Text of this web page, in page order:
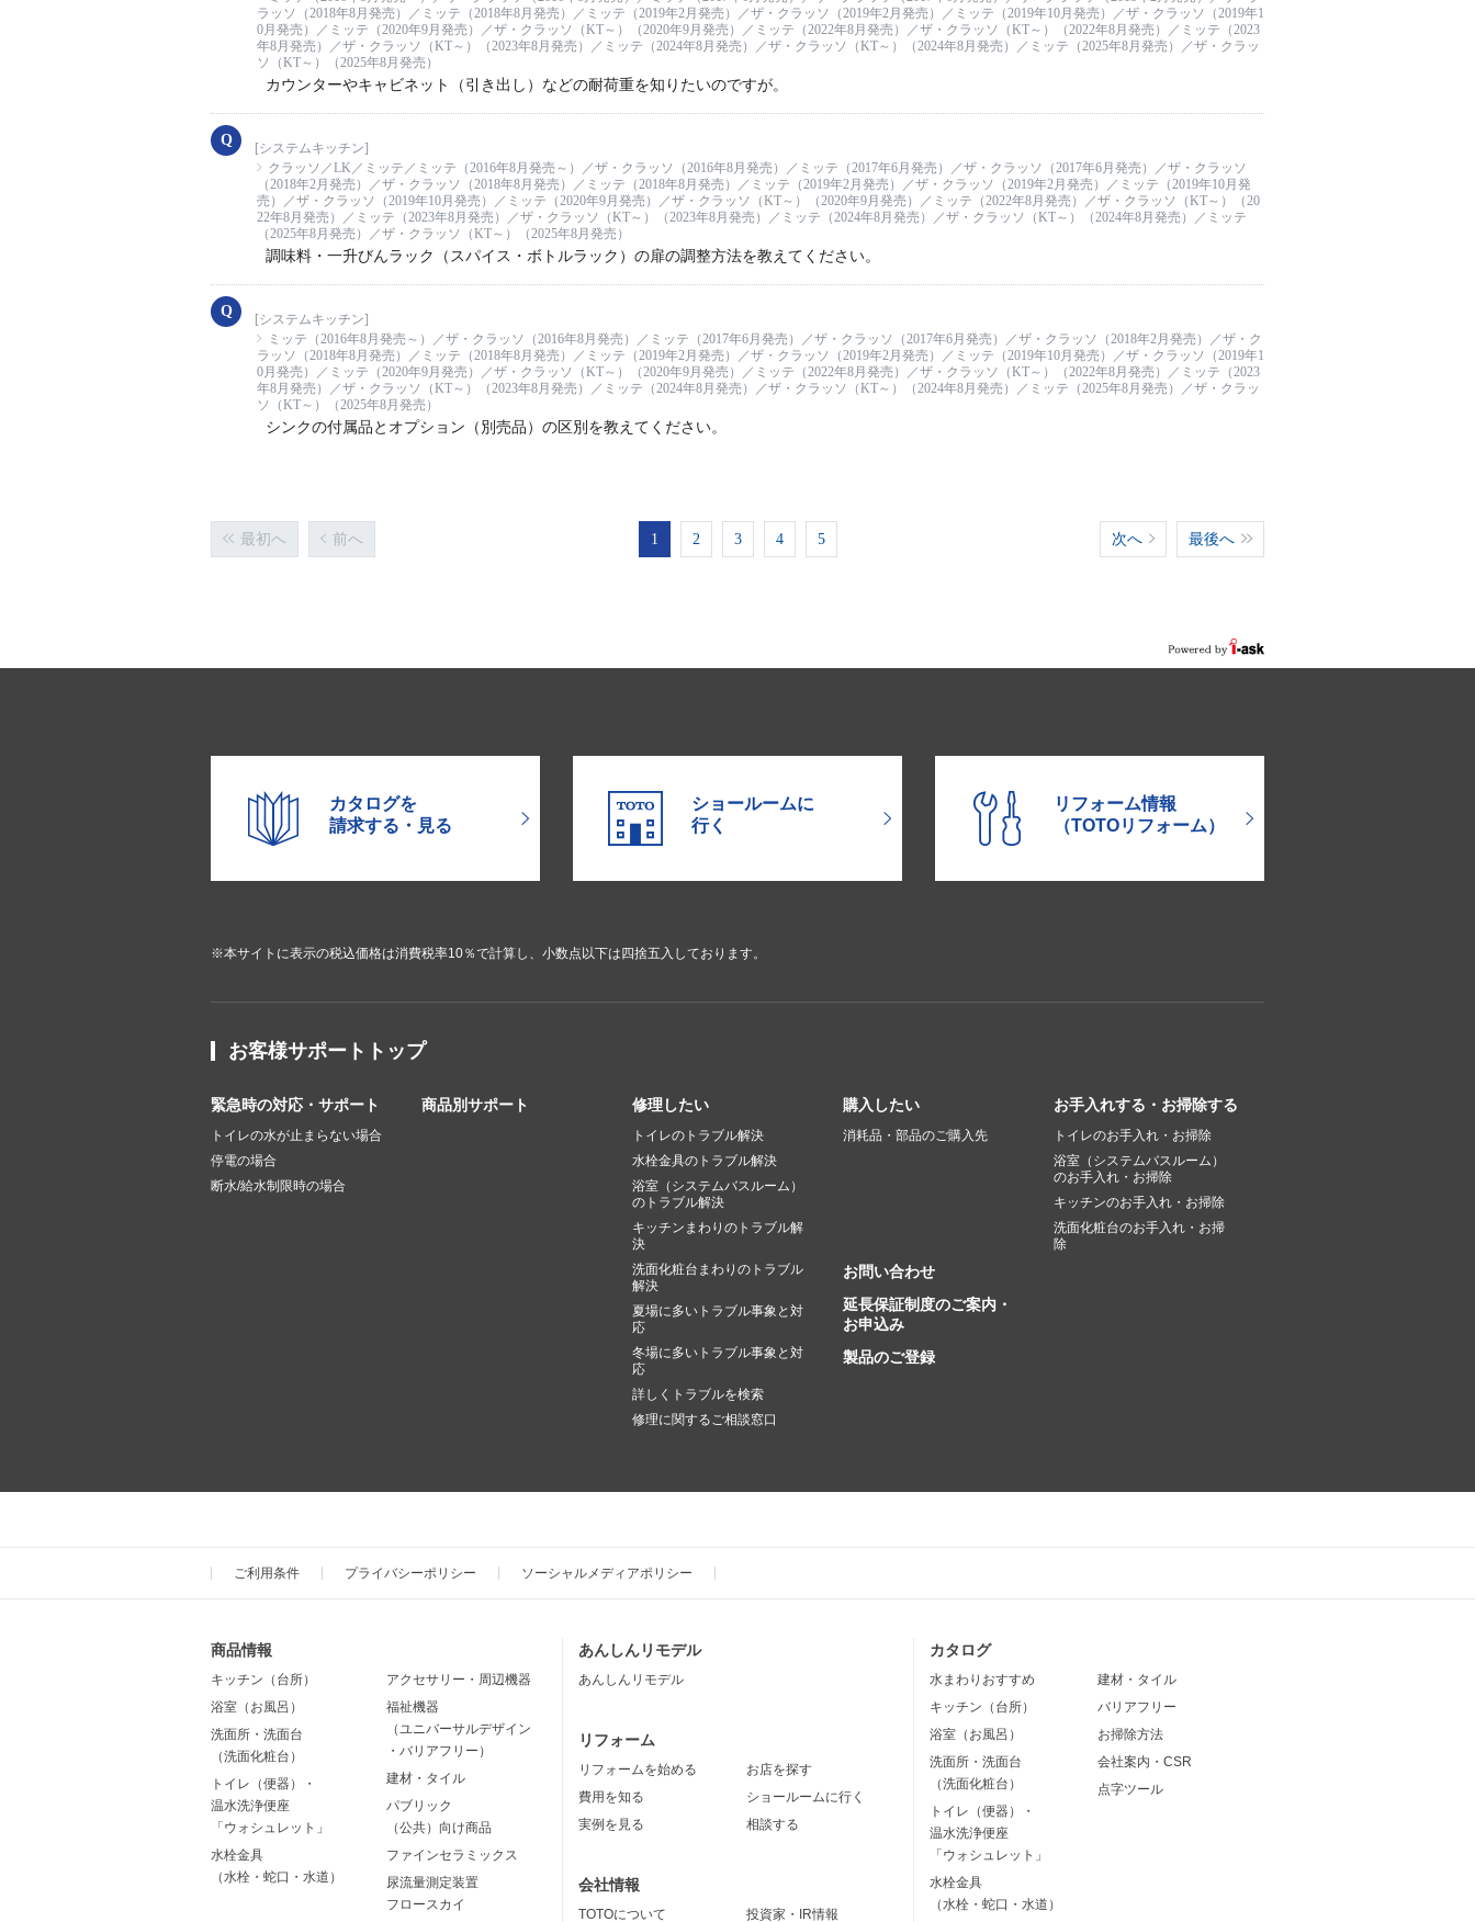
ラッソ（2018年8月発売）／ミッテ（2018年8月発売）／ミッテ（2019年2月発売）／ザ・クラッソ（2019年2月発売）／ミッテ（2019年10月発売）／ザ・クラッソ（2019年1
0月発売）／ミッテ（2020年9月発売）／ザ・クラッソ（KT～）（2020年9月発売）／ミッテ（2022年8月発売）／ザ・クラッソ（KT～）（2022年8月発売）／ミッテ（2023
年8月発売）／ザ・クラッソ（KT～）（2023年8月発売）／ミッテ（2024年8月発売）／ザ・クラッソ（KT～）（2024年8月発売）／ミッテ（2025年8月発売）／ザ・クラッ
ソ（KT～）（2025年8月発売）
カウンターやキャビネット（引き出し）などの耐荷重を知りたいのですが。
[システムキッチン]
クラッソ／LK／ミッテ／ミッテ（2016年8月発売～）／ザ・クラッソ（2016年8月発売）／ミッテ（2017年6月発売）／ザ・クラッソ（2017年6月発売）／ザ・クラッソ
（2018年2月発売）／ザ・クラッソ（2018年8月発売）／ミッテ（2018年8月発売）／ミッテ（2019年2月発売）／ザ・クラッソ（2019年2月発売）／ミッテ（2019年10月発
売）／ザ・クラッソ（2019年10月発売）／ミッテ（2020年9月発売）／ザ・クラッソ（KT～）（2020年9月発売）／ミッテ（2022年8月発売）／ザ・クラッソ（KT～）（20
22年8月発売）／ミッテ（2023年8月発売）／ザ・クラッソ（KT～）（2023年8月発売）／ミッテ（2024年8月発売）／ザ・クラッソ（KT～）（2024年8月発売）／ミッテ
（2025年8月発売）／ザ・クラッソ（KT～）（2025年8月発売）
調味料・一升びんラック（スパイス・ボトルラック）の扉の調整方法を教えてください。
[システムキッチン]
ミッテ（2016年8月発売～）／ザ・クラッソ（2016年8月発売）／ミッテ（2017年6月発売）／ザ・クラッソ（2017年6月発売）／ザ・クラッソ（2018年2月発売）／ザ・ク
ラッソ（2018年8月発売）／ミッテ（2018年8月発売）／ミッテ（2019年2月発売）／ザ・クラッソ（2019年2月発売）／ミッテ（2019年10月発売）／ザ・クラッソ（2019年1
0月発売）／ミッテ（2020年9月発売）／ザ・クラッソ（KT～）（2020年9月発売）／ミッテ（2022年8月発売）／ザ・クラッソ（KT～）（2022年8月発売）／ミッテ（2023
年8月発売）／ザ・クラッソ（KT～）（2023年8月発売）／ミッテ（2024年8月発売）／ザ・クラッソ（KT～）（2024年8月発売）／ミッテ（2025年8月発売）／ザ・クラッ
ソ（KT～）（2025年8月発売）
シンクの付属品とオプション（別売品）の区別を教えてください。
最初へ 前へ 1 2 3 4 5 次へ 最後へ
カタログを
請求する・見る
ショールームに
行く
リフォーム情報
（TOTOリフォーム）
※本サイトに表示の税込価格は消費税率10％で計算し、小数点以下は四捨五入しております。
お客様サポートトップ
緊急時の対応・サポート
トイレの水が止まらない場合
停電の場合
断水/給水制限時の場合
商品別サポート 修理したい
トイレのトラブル解決
水栓金具のトラブル解決
浴室（システムバスルーム）
のトラブル解決
キッチンまわりのトラブル解
決
洗面化粧台まわりのトラブル
解決
夏場に多いトラブル事象と対
応
冬場に多いトラブル事象と対
応
詳しくトラブルを検索
修理に関するご相談窓口
購入したい
消耗品・部品のご購入先
お手入れする・お掃除する
トイレのお手入れ・お掃除
浴室（システムバスルーム）
のお手入れ・お掃除
キッチンのお手入れ・お掃除
洗面化粧台のお手入れ・お掃
除
お問い合わせ
延長保証制度のご案内・
お申込み
製品のご登録
ご利用条件 プライバシーポリシー ソーシャルメディアポリシー
商品情報
キッチン（台所）
浴室（お風呂）
洗面所・洗面台
（洗面化粧台）
トイレ（便器）・
温水洗浄便座
「ウォシュレット」
水栓金具
（水栓・蛇口・水道）
アクセサリー・周辺機器
福祉機器
（ユニバーサルデザイン
・バリアフリー）
建材・タイル
パブリック
（公共）向け商品
ファインセラミックス
尿流量測定装置
フロースカイ
あんしんリモデル
あんしんリモデル
リフォーム
リフォームを始める
費用を知る
実例を見る
お店を探す
ショールームに行く
相談する
会社情報
TOTOについて 投資家・IR情報
カタログ
水まわりおすすめ
キッチン（台所）
浴室（お風呂）
洗面所・洗面台
（洗面化粧台）
トイレ（便器）・
温水洗浄便座
「ウォシュレット」
水栓金具
（水栓・蛇口・水道）
建材・タイル
バリアフリー
お掃除方法
会社案内・CSR
点字ツール